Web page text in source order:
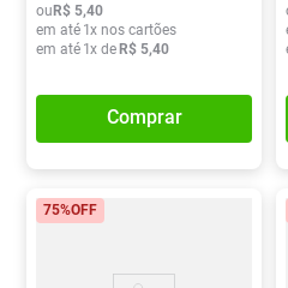
ouR$ 5,40
em até 1x nos cartões
em até 1x deR$ 5,40
Comprar
75%OFF